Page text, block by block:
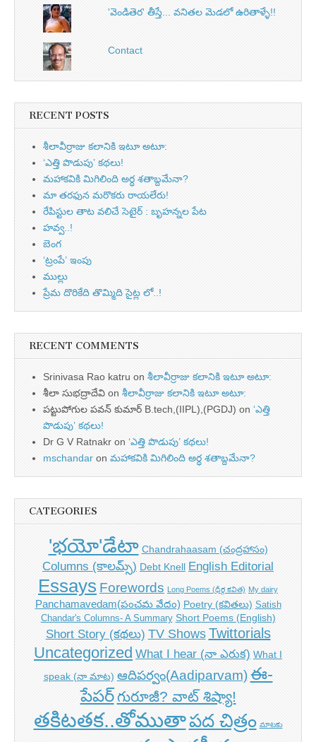
'వెండితెర' తీస్తే... వనితల మెడలో ఉరితాళ్ళే!!
Contact
RECENT POSTS
శీలావీర్రాజు కలానికి ఇటూ అటూ:
‘ఎత్తి పొడుపు’ కథలు!
మహాకవికి మిగిలింది అర్ధ శతాబ్దమేనా?
మా తరఫున మరొకరు రాయలేరు!
రేపిస్టుల తాట వలిచే సెటైర్ : బృహన్నల పేట
హవ్వ..!
బెంగ
‘ట్రంపే’ ఇంపు
ముల్లు
ప్రేమ దొరికేది తొమ్మిది సైట్ల లో..!
RECENT COMMENTS
Srinivasa Rao katru on శీలావీర్రాజు కలానికి ఇటూ అటూ:
శీలా సుభద్రాదేవి on శీలావీర్రాజు కలానికి ఇటూ అటూ:
పట్టుపోగుల పవన్ కుమార్ B.tech,(IIPL),(PGDJ) on ‘ఎత్తి
పొడుపు’ కథలు!
Dr G V Ratnakr on ‘ఎత్తి పొడుపు’ కథలు!
mschandar on మహాకవికి మిగిలింది అర్ధ శతాబ్దమేనా?
CATEGORIES
'భయో'డేటా Chandrahaasam (చంద్రహాసం)
Columns (కాలమ్స్) Debt Knell English Editorial
Essays Forewords Long Poems (ధీర్గ కవిత) My dairy
Panchamavedam(పంచమ వేదం) Poetry (కవితలు) Satish
Chandar's Columns- A Summary Short Poems (English)
Short Story (కథలు) TV Shows Twittorials
Uncategorized What I hear (నా ఎరుక) What I
speak (నా మాట) ఆదిపర్వం(Aadiparvam) ఈ-
పేపర్గురూజీ? వాట్ శిష్యా!
తకిటతక..తోముతాపద చిత్రం మాటకు